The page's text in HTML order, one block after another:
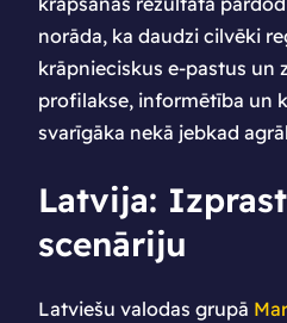
norāda, ka daudzi cilvēki
krāpnieciskus e-pastus un
profilakse, informētība un
svarīgāka nekā jebkad
Latvija:
scenāriju
Latviešu valodas grupā